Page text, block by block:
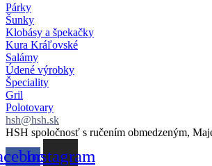
Párky
Šunky
Klobásy a špekačky
Kura Kráľovské
Salámy
Údené výrobky
Špeciality
Gril
Polotovary
hsh@hsh.sk
HSH spoločnosť s ručením obmedzeným,
Instagram